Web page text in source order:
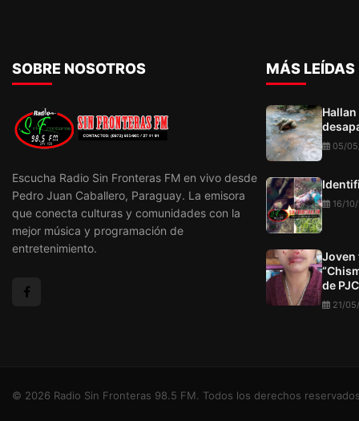
SOBRE NOSOTROS
Escucha Radio Sin Fronteras FM en vivo desde
Pedro Juan Caballero, Paraguay. La emisora
que conecta culturas y comunidades con la
mejor música y programación de
entretenimiento.
MÁS LEÍDAS
05/
16/
Joven
de PJC
21/
© 2026 Radio Sin Fronteras 98.5 FM. Todos los derechos